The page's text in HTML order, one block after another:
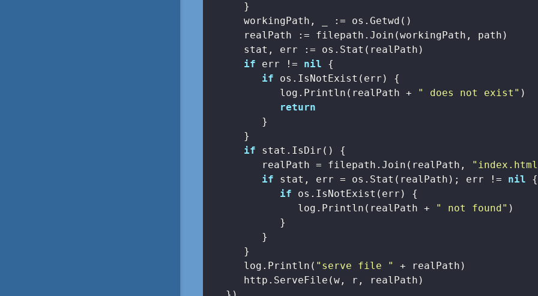
      }
      workingPath, _ := os.Getwd()
      realPath := filepath.Join(workingPath, path)
      stat, err := os.Stat(realPath)
if err != nil {
if os.IsNotExist(err) {
            log.Println(realPath +
" does not exist" )
return
         }
      }
if stat.IsDir() {
         realPath = filepath.Join(realPath,
if stat, err = os.Stat(realPath); err != nil {
if os.IsNotExist(err) {
               log.Println(realPath +
" not found" )
            }
         }
      }
      log.Println(
"serve file "
+ realPath)
      http.ServeFile(w, r, realPath)